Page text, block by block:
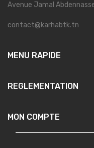
Avenue Jamal
contact@karhabtk.tn
MENU RAPIDE
REGLEMENTATION
MON COMPTE